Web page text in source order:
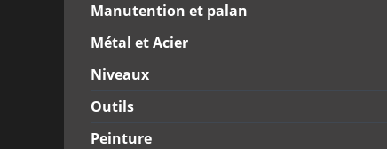
Manutention et palan
Métal et Acier
Niveaux
Outils
Peinture